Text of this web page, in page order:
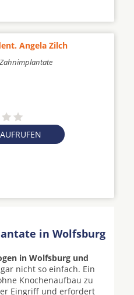
Angela Zilch
in Wolfsburg
in Wolfsburg und
nicht so einfach. Ein
Knochenaufbau zu
Eingriff und erfordert